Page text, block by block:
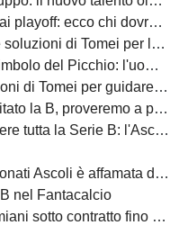
chi dovrà battere il Picchio
Tomei per la fascia destra
insegnato cosa significa essere ascolani
guidare l'attacco del Picchio
a passare il turno"
ha un'identità da protagonista
è affamata di calcio
nel Fantacalcio
contratto fino al 2028